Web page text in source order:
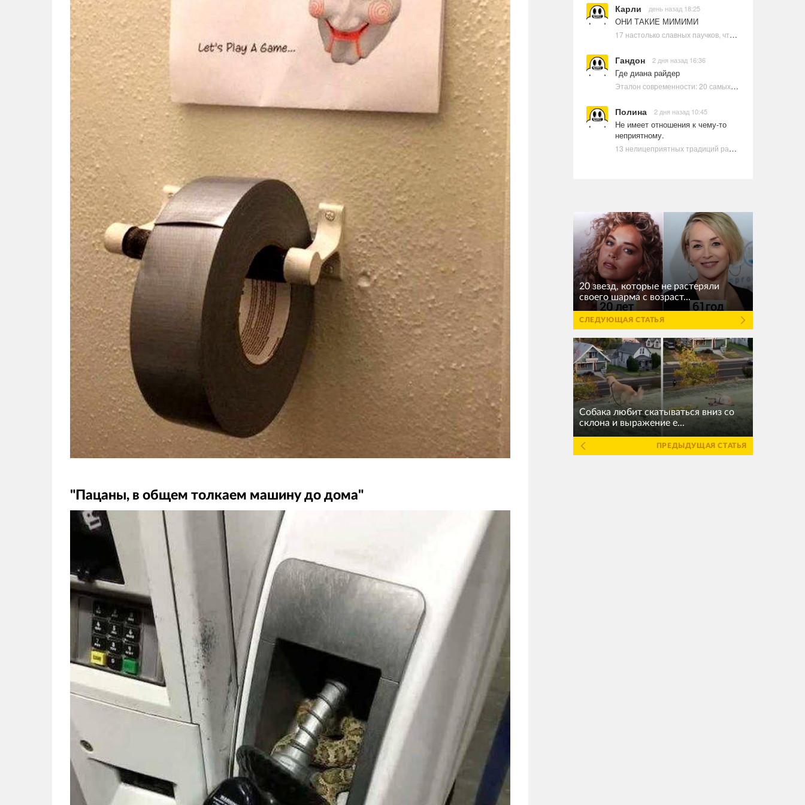
"Пацаны, в общем толкаем машину до дома"
Карли день назад 18:25
ОНИ ТАКИЕ МИМИМИ
17 настолько славных паучков, что даже у арахнофобов появится желание их погладить
Гандон 2 дня назад 16:36
Где диана райдер
Эталон современности: 20 самых красивых и привлекательных актрис Голливуда, по мнению Google | Ультрамарин
Полина 2 дня назад 10:45
Не имеет отношения к чему-то
неприятному.
13 нелицеприятных традиций разных стран, которые могут шокировать неподготовленного человека
20 звезд, которые не растеряли
своего шарма с возраст...
СЛЕДУЮЩАЯ СТАТЬЯ
Собака любит скатываться вниз со
склона и выражение е...
ПРЕДЫДУЩАЯ СТАТЬЯ